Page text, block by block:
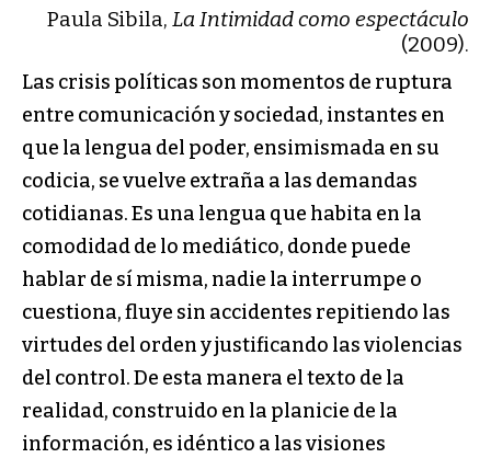
Paula Sibila, La Intimidad como espectáculo
(2009).
Las crisis políticas son momentos de ruptura
entre comunicación y sociedad, instantes en
que la lengua del poder, ensimismada en su
codicia, se vuelve extraña a las demandas
cotidianas. Es una lengua que habita en la
comodidad de lo mediático, donde puede
hablar de sí misma, nadie la interrumpe o
cuestiona, fluye sin accidentes repitiendo las
virtudes del orden y justificando las violencias
del control. De esta manera el texto de la
realidad, construido en la planicie de la
información, es idéntico a las visiones